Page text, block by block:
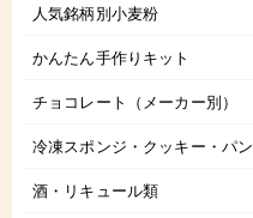
人気銘柄別小麦粉
かんたん手作りキット
チョコレート（メーカー別）
冷凍スポンジ・クッキー・パン
酒・リキュール類